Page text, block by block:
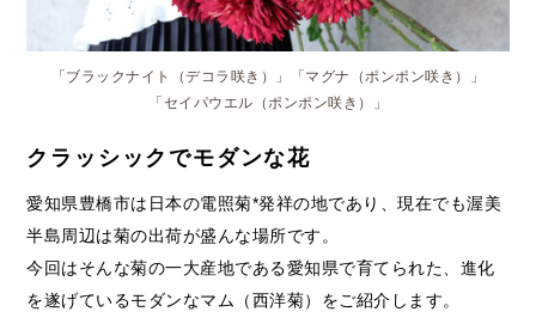
「ブラックナイト（デコラ咲き）」「マグナ（ポンポン咲き）」
「セイパウエル（ポンポン咲き）」
クラッシックでモダンな花
愛知県豊橋市は日本の電照菊*発祥の地であり、現在でも渥美
半島周辺は菊の出荷が盛んな場所です。
今回はそんな菊の一大産地である愛知県で育てられた、進化
を遂げているモダンなマム（西洋菊）をご紹介します。